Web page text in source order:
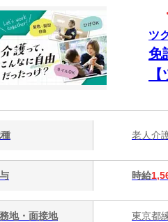
ツ
免
老人介
時給
地・面接地
東京都